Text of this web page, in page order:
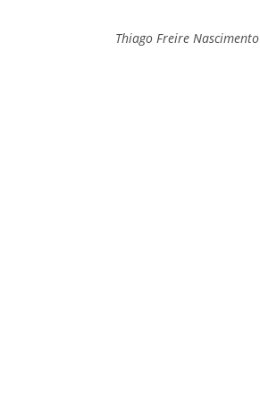
Thiago Freire Nascimento